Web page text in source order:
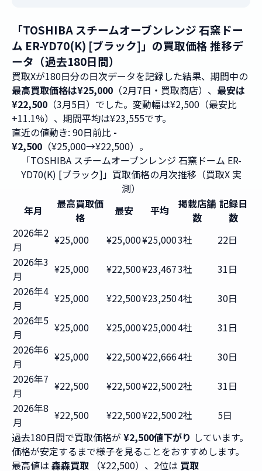
「TOSHIBA スチームオーブンレンジ 石窯ドー
ム ER-YD70(K) [ブラック]」の買取価格 推移デ
ータ（過去180日間）
買取Xが180日分の日次データを記録した結果、期間中の
最高買取価格は¥25,000 （2月7日・買取商店）、 最安は
¥22,500 （3月5日）でした。変動幅は¥2,500（最安比
+11.1%）、期間平均は¥23,555です。
直近の値動き: 90日前比 -
¥2,500 （¥25,000→¥22,500）。
「TOSHIBA スチームオーブンレンジ 石窯ドーム ER-
YD70(K) [ブラック]」買取価格の月次推移（買取X 実
測）
年月
最高買取価
格
最安 平均
掲載店舗
数
記録日
数
2026年2
月
¥25,000 ¥25,000¥25,0003社
22日
2026年3
月
¥25,000 ¥22,500¥23,4673社
31日
2026年4
月
¥25,000 ¥22,500¥23,2504社
30日
2026年5
月
¥25,000 ¥25,000¥25,0004社
31日
2026年6
月
¥25,000 ¥22,500¥22,6664社
30日
2026年7
月
¥22,500 ¥22,500¥22,5002社
31日
2026年8
月
¥22,500 ¥22,500¥22,5002社
5日
過去180日間で買取価格が ¥2,500値下がり しています。
価格が安定するまで様子を見ることをおすすめします。
最高値は 森森買取 （¥22,500）、2位は 買取